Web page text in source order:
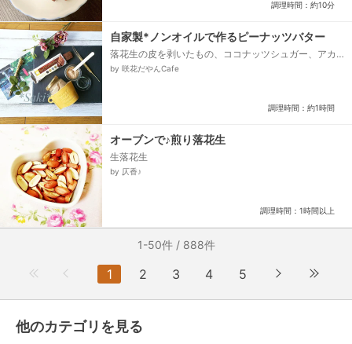
調理時間：約10分
自家製*ノンオイルで作るピーナッツバター
落花生の皮を剥いたもの、ココナッツシュガー、アカ
べシロップ、ミネラルウォーター、フードプロセッサ
by 咲花だやんCafe
調理時間：約1時間
オーブンで♪煎り落花生
生落花生
by 仄香♪
調理時間：1時間以上
1-50件 / 888件
1 2 3 4 5
他のカテゴリを見る